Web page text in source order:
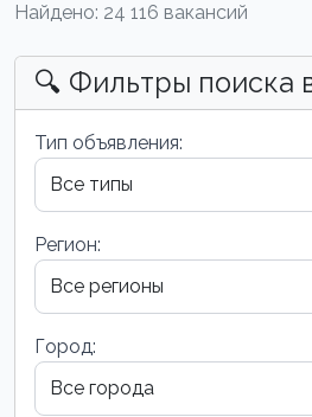
Найдено: 24 116 вакансий
🔍 Фильтры поиска
Тип объявления:
Регион:
Город: